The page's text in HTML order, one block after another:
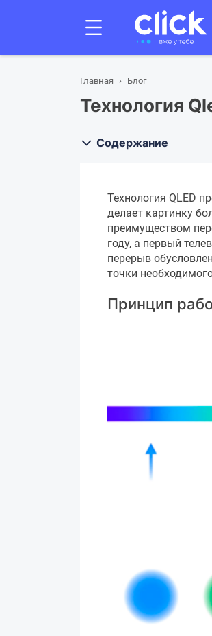
Главная Блог
Технология
Содержание
Технология QLED
делает картинку
преимуществом
году, а первый
перерыв
точки
Принцип